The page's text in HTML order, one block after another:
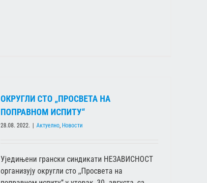
ОКРУГЛИ СТО „ПРОСВЕТА НА
ПОПРАВНОМ ИСПИТУ“
28.08. 2022. Актуелно, Новости
Уједињени грански синдикати НЕЗАВИСНОСТ
организују округли сто ,,Просвета на